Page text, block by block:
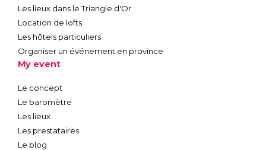
Les lieux dans le Triangle d'Or
Location de lofts
Les hôtels particuliers
Organiser un événement en province
My event
Le concept
Le baromètre
Les lieux
Les prestataires
Le blog